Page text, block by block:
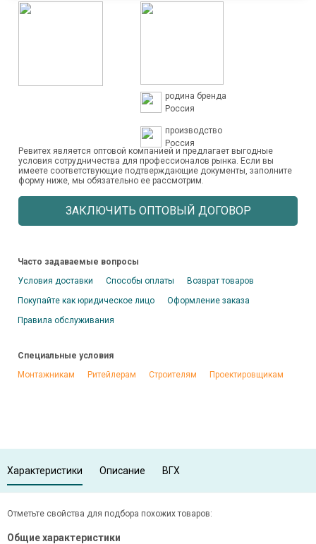
родина бренда
Россия
производство
Россия
Ревитех является оптовой компанией и предлагает выгодные
условия сотрудничества для профессионалов рынка. Если вы
имеете соответствующие подтверждающие документы, заполните
форму ниже, мы обязательно ее рассмотрим.
ЗАКЛЮЧИТЬ ОПТОВЫЙ ДОГОВОР
Часто задаваемые вопросы
Условия доставки
Способы оплаты
Возврат товаров
Покупайте как юридическое лицо
Оформление заказа
Правила обслуживания
Специальные условия
Монтажникам
Ритейлерам Строителям Проектировщикам
Характеристики Описание ВГХ
Отметьте свойства для подбора похожих товаров:
Общие характеристики